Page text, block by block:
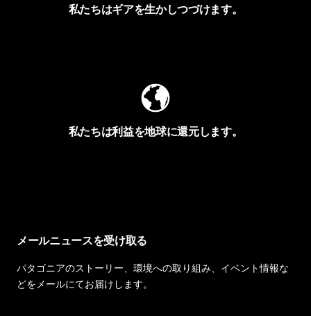
私たちはギアを生かしつづけます。
私たちは利益を地球に還元します。
メールニュースを受け取る
パタゴニアのストーリー、環境への取り組み、イベント情報な
どをメールにてお届けします。